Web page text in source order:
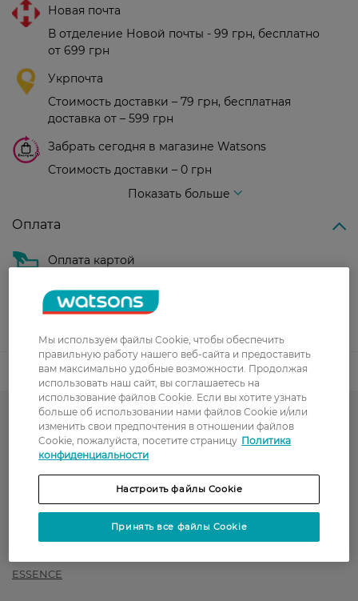
Новая почта
В отделение Новой почты - 99 грн, бесплатно
от 699 грн
Укрпочта
Стоимость доставки – 79 грн, бесплатная
доставка от – 599 грн
Забрать сегодня в магазине Watsons
Стоимость доставки – 0 грн
Показать больше
Оплата
Оплата картой
Послеоплата
Код товара
Тон для лица и румяна
Корректоры для лица
Декоративная косметика
РАСПРОДАЖА
ESSENCE
Мы используем файлы Cookie, чтобы обеспечить
правильную работу нашего веб-сайта и предоставить
вам максимально удобные возможности. Продолжая
использовать наш сайт, вы соглашаетесь на
использование файлов Cookie. Если вы хотите узнать
больше об использовании нами файлов Cookie и/или
изменить свои предпочтения в отношении файлов
Cookie, пожалуйста, посетите страницу Политика
конфиденциальности
Настроить файлы Cookie
Принять все файлы Cookie